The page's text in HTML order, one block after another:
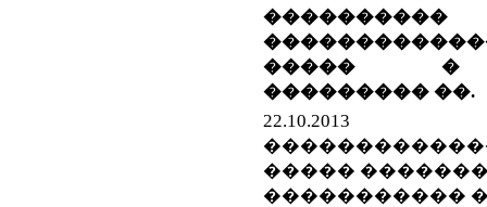
����� �
��������� ��.
22.10.2013
�����
�����������